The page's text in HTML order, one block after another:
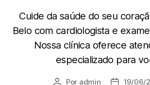
Cuide da saúde do seu
Belo com cardiologista e
Nossa clínica oferece
especializado para
Por admin
19/06/